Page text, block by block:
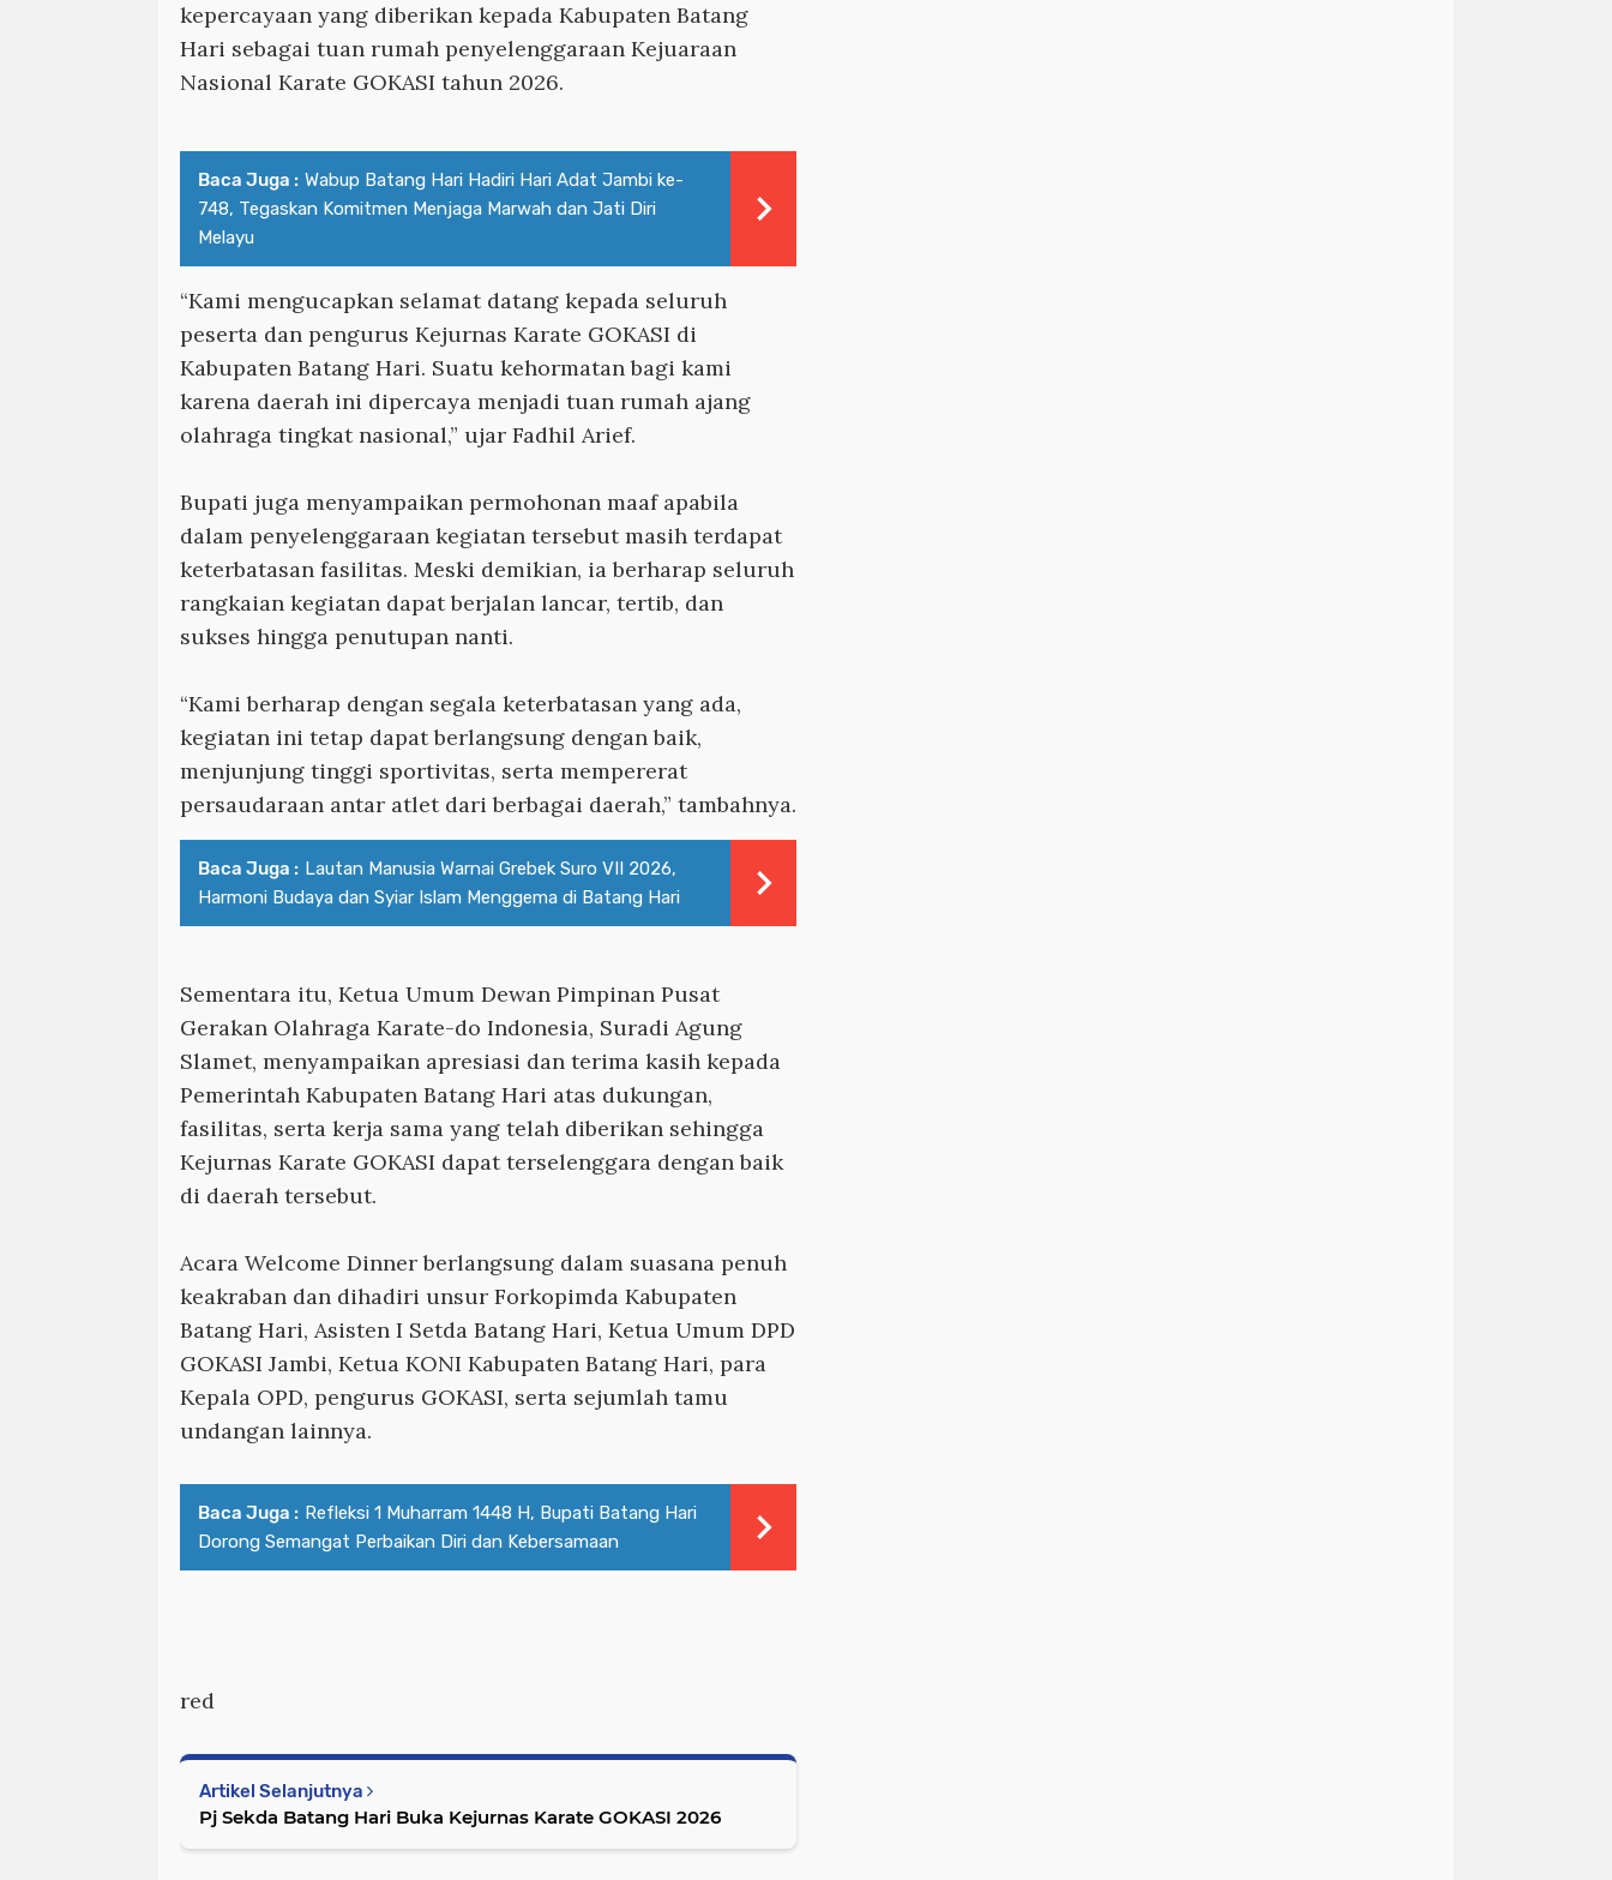
kepercayaan yang diberikan kepada Kabupaten Batang
Hari sebagai tuan rumah penyelenggaraan Kejuaraan
Nasional Karate GOKASI tahun 2026.
Baca Juga : Wabup Batang Hari Hadiri Hari Adat Jambi ke-
748, Tegaskan Komitmen Menjaga Marwah dan Jati Diri
Melayu
“Kami mengucapkan selamat datang kepada seluruh
peserta dan pengurus Kejurnas Karate GOKASI di
Kabupaten Batang Hari. Suatu kehormatan bagi kami
karena daerah ini dipercaya menjadi tuan rumah ajang
olahraga tingkat nasional,” ujar Fadhil Arief.
Bupati juga menyampaikan permohonan maaf apabila
dalam penyelenggaraan kegiatan tersebut masih terdapat
keterbatasan fasilitas. Meski demikian, ia berharap seluruh
rangkaian kegiatan dapat berjalan lancar, tertib, dan
sukses hingga penutupan nanti.
“Kami berharap dengan segala keterbatasan yang ada,
kegiatan ini tetap dapat berlangsung dengan baik,
menjunjung tinggi sportivitas, serta mempererat
persaudaraan antar atlet dari berbagai daerah,” tambahnya.
Baca Juga : Lautan Manusia Warnai Grebek Suro VII 2026,
Harmoni Budaya dan Syiar Islam Menggema di Batang Hari
Sementara itu, Ketua Umum Dewan Pimpinan Pusat
Gerakan Olahraga Karate-do Indonesia, Suradi Agung
Slamet, menyampaikan apresiasi dan terima kasih kepada
Pemerintah Kabupaten Batang Hari atas dukungan,
fasilitas, serta kerja sama yang telah diberikan sehingga
Kejurnas Karate GOKASI dapat terselenggara dengan baik
di daerah tersebut.
Acara Welcome Dinner berlangsung dalam suasana penuh
keakraban dan dihadiri unsur Forkopimda Kabupaten
Batang Hari, Asisten I Setda Batang Hari, Ketua Umum DPD
GOKASI Jambi, Ketua KONI Kabupaten Batang Hari, para
Kepala OPD, pengurus GOKASI, serta sejumlah tamu
undangan lainnya.
Baca Juga : Refleksi 1 Muharram 1448 H, Bupati Batang Hari
Dorong Semangat Perbaikan Diri dan Kebersamaan
red
Artikel Selanjutnya
Pj Sekda Batang Hari Buka Kejurnas Karate GOKASI 2026